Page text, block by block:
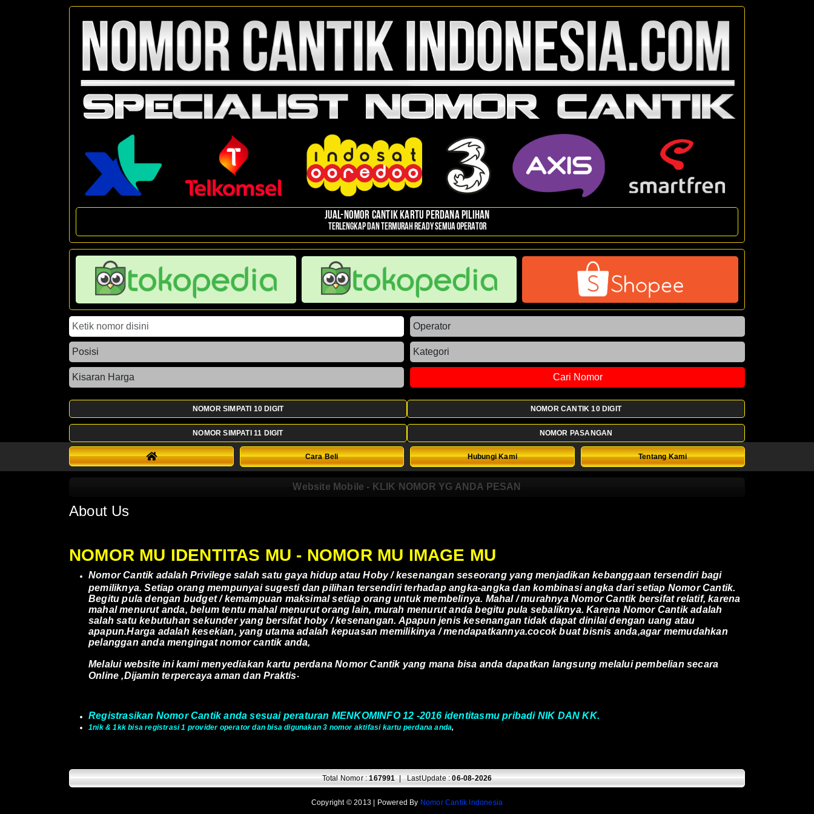
JUAL-NOMOR CANTIK KARTU PERDANA PILIHAN
TERLENGKAP DAN TERMURAH READY SEMUA OPERATOR
Cari Nomor
NOMOR SIMPATI 10 DIGIT NOMOR CANTIK 10 DIGIT
NOMOR SIMPATI 11 DIGIT NOMOR PASANGAN
Cara Beli Hubungi Kami Tentang Kami
Website Mobile - KLIK NOMOR YG ANDA PESAN
About Us
NOMOR MU IDENTITAS MU - NOMOR MU IMAGE MU
Nomor Cantik adalah Privilege salah satu gaya hidup atau Hoby / kesenangan seseorang yang menjadikan kebanggaan tersendiri bagi
pemiliknya. Setiap orang mempunyai sugesti dan pilihan tersendiri terhadap angka-angka dan kombinasi angka dari setiap Nomor Cantik.
Begitu pula dengan budget / kemampuan maksimal setiap orang untuk membelinya. Mahal / murahnya Nomor Cantik bersifat relatif, karena
mahal menurut anda, belum tentu mahal menurut orang lain, murah menurut anda begitu pula sebaliknya. Karena Nomor Cantik adalah
salah satu kebutuhan sekunder yang bersifat hoby / kesenangan. Apapun jenis kesenangan tidak dapat dinilai dengan uang atau
apapun.Harga adalah kesekian, yang utama adalah kepuasan memilikinya / mendapatkannya.cocok buat bisnis anda,agar memudahkan
pelanggan anda mengingat nomor cantik anda,
Melalui website ini kami menyediakan kartu perdana Nomor Cantik yang mana bisa anda dapatkan langsung melalui pembelian secara
Online ,Dijamin terpercaya aman dan Praktis.
Registrasikan Nomor Cantik anda sesuai peraturan MENKOMINFO 12 -2016 identitasmu pribadi NIK DAN KK.
1nik & 1kk bisa registrasi 1 provider operator dan bisa digunakan 3 nomor aktifasi kartu perdana anda,
Total Nomor :167991| LastUpdate :06-08-2026
Copyright © 2013 | Powered By Nomor Cantik Indonesia